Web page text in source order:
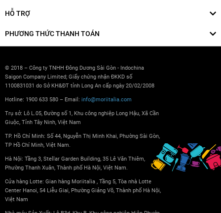
HỖ TRỢ
PHƯƠNG THỨC THANH TOÁN
© 2018 – Công ty TNHH Đông Dương Sài Gòn - Indochina
Saigon Company Limited; Giấy chứng nhận ĐKKD số
1100831031 do Sở KH&ĐT tỉnh Long An cấp ngày 20/02/2008
Hotline: 1900 633 580 – Email: info@moriitalia.com
Trụ sở: Lô L.05, Đường số 1, Khu công nghiệp Long Hậu, Xã Cần
Giuộc, Tỉnh Tây Ninh, Việt Nam
TP. Hồ Chí Minh: Số 44, Nguyễn Thị Minh Khai, Phường Sài Gòn,
TP Hồ Chí Minh, Việt Nam.
Hà Nội: Tầng 3, Stellar Garden Building, 35 Lê Văn Thiêm,
Phường Thanh Xuân, Thành phố Hà Nội, Việt Nam.
Cửa hàng Lotte: Gian hàng Moriitalia , Tầng 5, Tòa nhà Lotte
Center Hanoi, 54 Liễu Giai, Phường Giảng Võ, Thành phố Hà Nội,
Việt Nam